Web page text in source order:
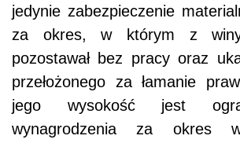
jedynie zabezpieczenie
za okres, w którym z winy
pozostawał bez pracy oraz
przełożonego za łamanie
jego wysokość jest
wynagrodzenia za okres